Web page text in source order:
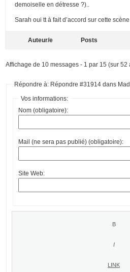
demoiselle en détresse ?)..
Sarah oui tt à fait d’accord sur cette scène
Auteur/e Posts
Affichage de 10 messages - 1 par 15 (sur 52
Répondre à: Répondre #31914 dans
Vos informations:
Nom (obligatoire):
Mail (ne sera pas publié) (obligatoire):
Site Web: